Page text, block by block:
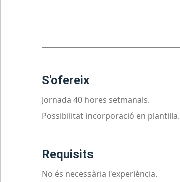
s'ofereix
Jornada 40 hores setmanals.
Possibilitat incorporació en plantilla.
requisits
No és necessària l'experiència.